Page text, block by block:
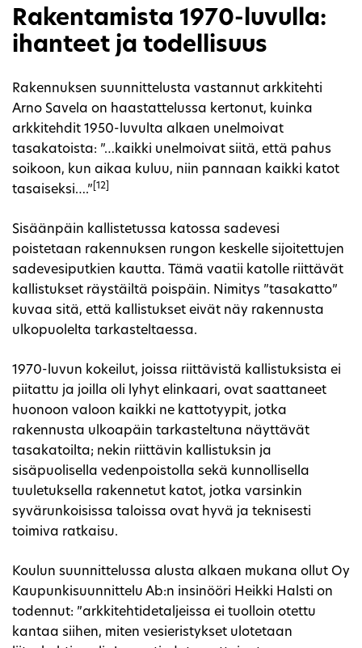
Rakentamista 1970-luvulla:
ihanteet ja todellisuus
Rakennuksen suunnittelusta vastannut arkkitehti
Arno Savela on haastattelussa kertonut, kuinka
arkkitehdit 1950-luvulta alkaen unelmoivat
tasakatoista: ”…kaikki unelmoivat siitä, että pahus
soikoon, kun aikaa kuluu, niin pannaan kaikki katot
tasaiseksi….” [12]
Sisäänpäin kallistetussa katossa sadevesi
poistetaan rakennuksen rungon keskelle sijoitettujen
sadevesiputkien kautta. Tämä vaatii katolle riittävät
kallistukset räystäiltä poispäin. Nimitys ”tasakatto”
kuvaa sitä, että kallistukset eivät näy rakennusta
ulkopuolelta tarkasteltaessa.
1970-luvun kokeilut, joissa riittävistä kallistuksista ei
piitattu ja joilla oli lyhyt elinkaari, ovat saattaneet
huonoon valoon kaikki ne kattotyypit, jotka
rakennusta ulkoapäin tarkasteltuna näyttävät
tasakatoilta; nekin riittävin kallistuksin ja
sisäpuolisella vedenpoistolla sekä kunnollisella
tuuletuksella rakennetut katot, jotka varsinkin
syvärunkoisissa taloissa ovat hyvä ja teknisesti
toimiva ratkaisu.
Koulun suunnittelussa alusta alkaen mukana ollut Oy
Kaupunkisuunnittelu Ab:n insinööri Heikki Halsti on
todennut: ”arkkitehtidetaljeissa ei tuolloin otettu
kantaa siihen, miten vesieristykset ulotetaan